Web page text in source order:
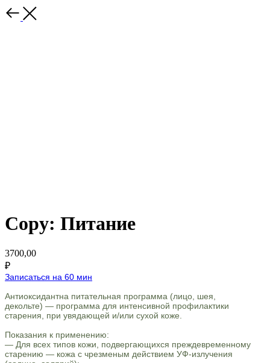
Copy: Питание
3700,00
₽
Записаться на 60 мин
Антиоксидантна питательная программа (лицо, шея,
декольте) — программа для интенсивной профилактики
старения, при увядающей и/или сухой коже.
Показания к применению:
— Для всех типов кожи, подвергающихся преждевременному
старению — кожа с чрезменым действием УФ-излучения